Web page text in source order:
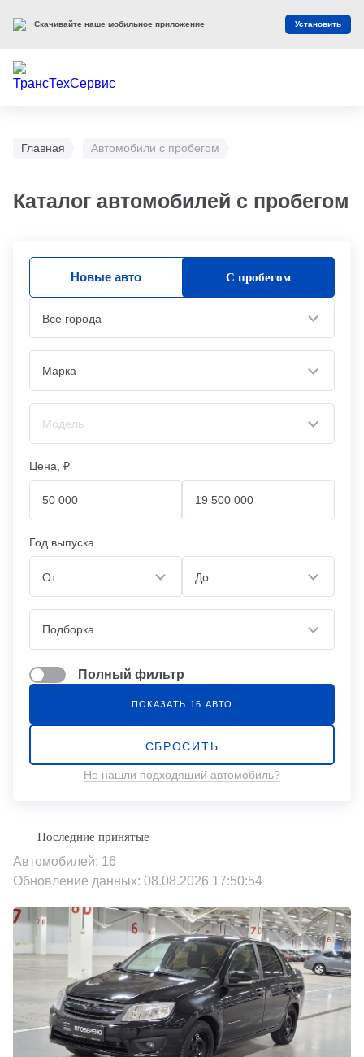
Главная Автомобили с пробегом
Каталог автомобилей с пробегом
Новые авто С пробегом
Все города
Цена, ₽
Год выпуска
От До
Полный фильтр
Не нашли подходящий автомобиль?
СБРОСИТЬ
ПОКАЗАТЬ 16 АВТО
Автомобилей: 16
Обновление данных: 08.08.2026 17:50:54
Скачивайте наше мобильное приложение Установить